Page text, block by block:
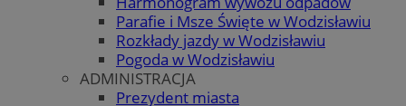
Parafie i Msze Święte w Wodzisławiu
Rozkłady jazdy w Wodzisławiu
Pogoda w Wodzisławiu
ADMINISTRACJA
Prezydent miasta